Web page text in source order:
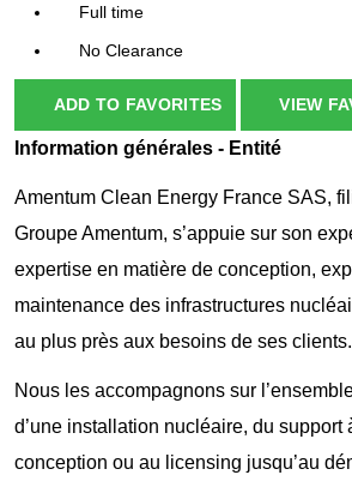
Full time
No Clearance
ADD TO FAVORITES VIEW
Information générales - Entité
Amentum Clean Energy France SAS,
Groupe Amentum, s’appuie sur son
expertise en matière de conception,
maintenance des infrastructures
au plus près aux besoins de ses clients.
Nous les accompagnons sur
d’une installation nucléaire, du support
conception ou au licensing jusqu’au